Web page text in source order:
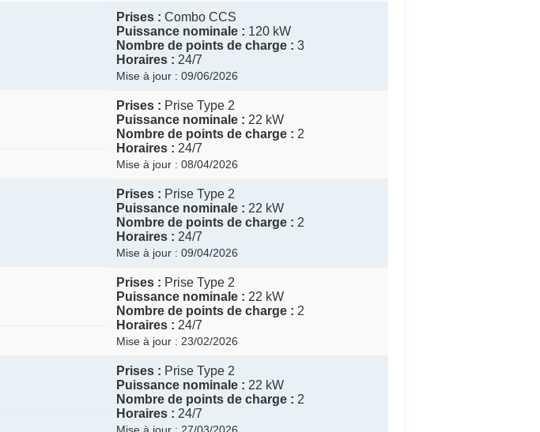
Prises : Combo CCS
Puissance nominale : 120 kW
Nombre de points de charge : 3
Horaires : 24/7
Mise à jour : 09/06/2026
Prises : Prise Type 2
Puissance nominale : 22 kW
Nombre de points de charge : 2
Horaires : 24/7
Mise à jour : 08/04/2026
Prises : Prise Type 2
Puissance nominale : 22 kW
Nombre de points de charge : 2
Horaires : 24/7
Mise à jour : 09/04/2026
Prises : Prise Type 2
Puissance nominale : 22 kW
Nombre de points de charge : 2
Horaires : 24/7
Mise à jour : 23/02/2026
Prises : Prise Type 2
Puissance nominale : 22 kW
Nombre de points de charge : 2
Horaires : 24/7